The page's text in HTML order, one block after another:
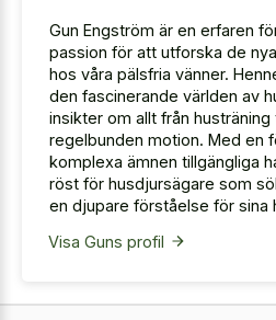
Gun Engström är en erfaren
passion för att utforska de
hos våra pälsfria vänner.
den fascinerande världen av
insikter om allt från husträning
regelbunden motion. Med en
komplexa ämnen tillgängliga
röst för husdjursägare som
en djupare förståelse för sina
Visa Guns profil